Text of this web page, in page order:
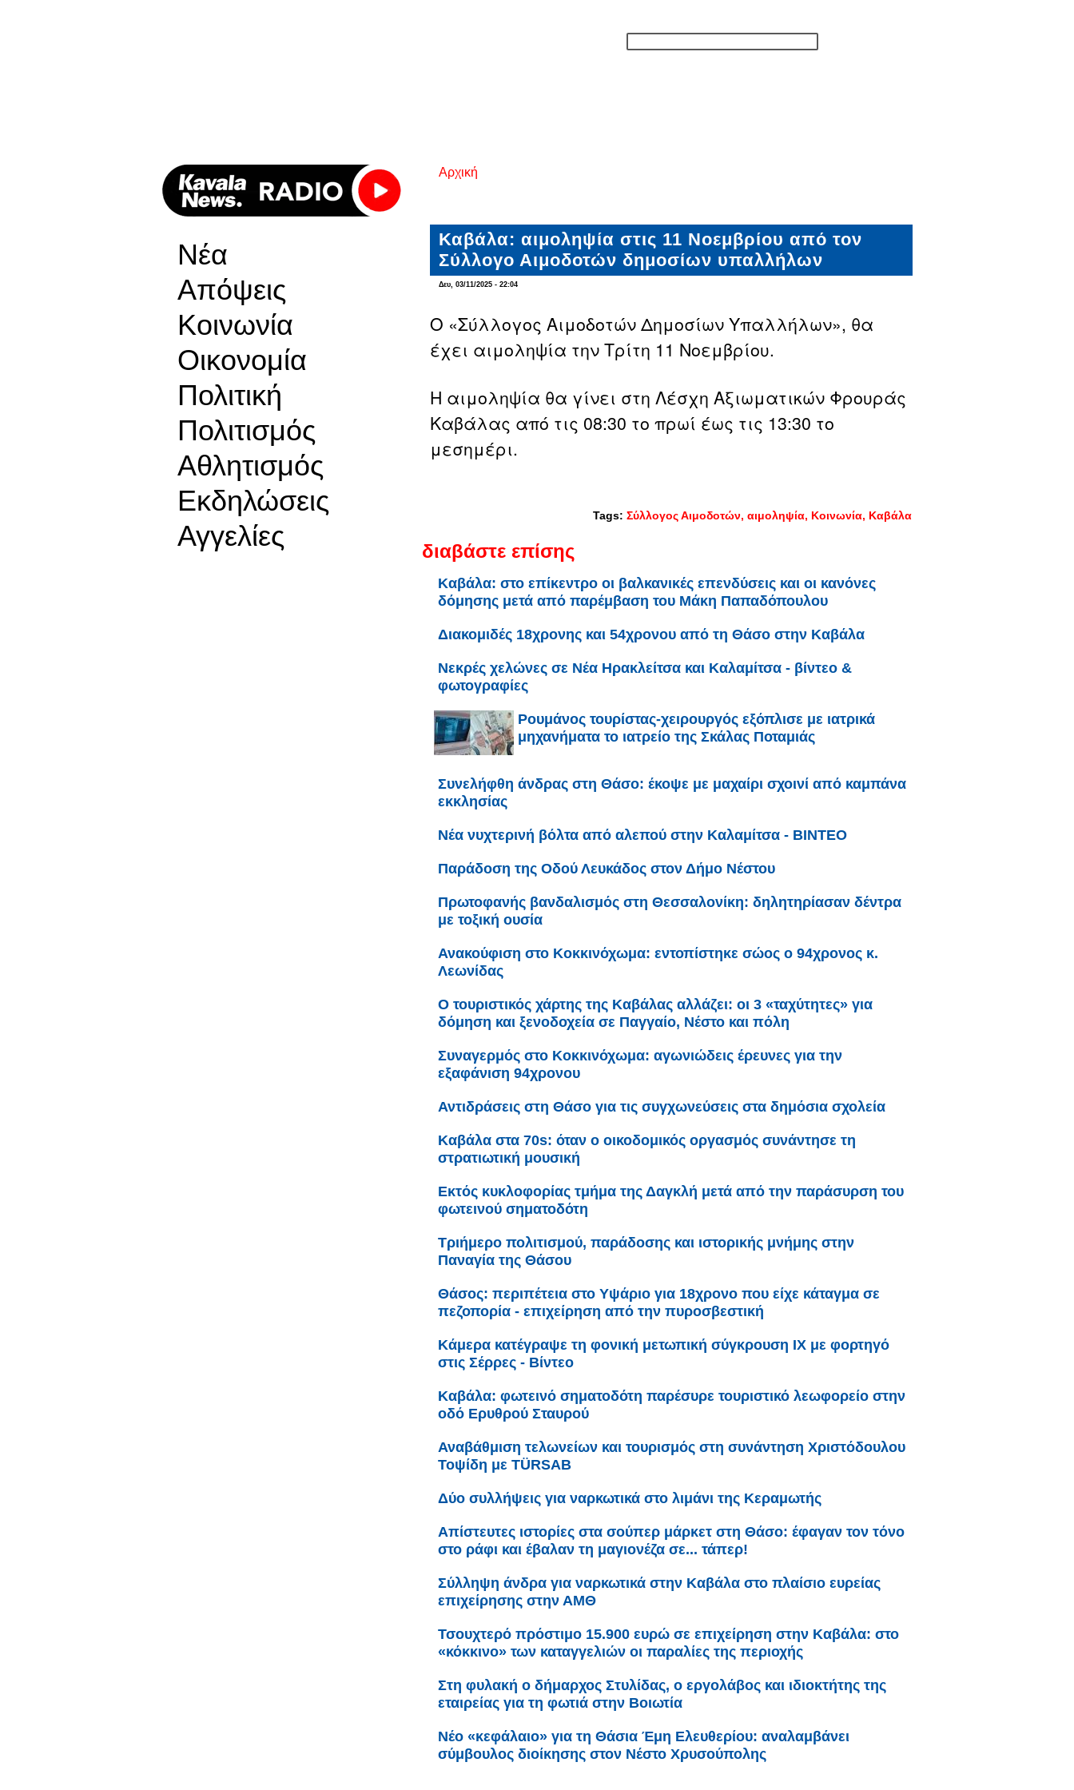
Νέα
Απόψεις
Κοινωνία
Οικονομία
Πολιτική
Πολιτισμός
Αθλητισμός
Εκδηλώσεις
Αγγελίες
Είστε εδώ
Αρχική
Καβάλα: αιμοληψία στις 11 Νοεμβρίου από τον
Σύλλογο Αιμοδοτών δημοσίων υπαλλήλων
Δευ, 03/11/2025 - 22:04
Ο «Σύλλογος Αιμοδοτών Δημοσίων Υπαλλήλων», θα
έχει αιμοληψία την Τρίτη 11 Νοεμβρίου.
Η αιμοληψία θα γίνει στη Λέσχη Αξιωματικών Φρουράς
Καβάλας από τις 08:30 το πρωί έως τις 13:30 το
μεσημέρι.
Tags: Σύλλογος Αιμοδοτών αιμοληψία Κοινωνία Καβάλα
διαβάστε επίσης
Καβάλα: στο επίκεντρο οι βαλκανικές επενδύσεις και οι κανόνες
δόμησης μετά από παρέμβαση του Μάκη Παπαδόπουλου
Διακομιδές 18χρονης και 54χρονου από τη Θάσο στην Καβάλα
Νεκρές χελώνες σε Νέα Ηρακλείτσα και Καλαμίτσα - βίντεο &
φωτογραφίες
Ρουμάνος τουρίστας-χειρουργός εξόπλισε με ιατρικά
μηχανήματα το ιατρείο της Σκάλας Ποταμιάς
Συνελήφθη άνδρας στη Θάσο: έκοψε με μαχαίρι σχοινί από καμπάνα
εκκλησίας
Νέα νυχτερινή βόλτα από αλεπού στην Καλαμίτσα - ΒΙΝΤΕΟ
Παράδοση της Οδού Λευκάδος στον Δήμο Νέστου
Πρωτοφανής βανδαλισμός στη Θεσσαλονίκη: δηλητηρίασαν δέντρα
με τοξική ουσία
Ανακούφιση στο Κοκκινόχωμα: εντοπίστηκε σώος ο 94χρονος κ.
Λεωνίδας
Ο τουριστικός χάρτης της Καβάλας αλλάζει: oι 3 «ταχύτητες» για
δόμηση και ξενοδοχεία σε Παγγαίο, Νέστο και πόλη
Συναγερμός στο Κοκκινόχωμα: αγωνιώδεις έρευνες για την
εξαφάνιση 94χρονου
Αντιδράσεις στη Θάσο για τις συγχωνεύσεις στα δημόσια σχολεία
Καβάλα στα 70s: όταν ο οικοδομικός οργασμός συνάντησε τη
στρατιωτική μουσική
Εκτός κυκλοφορίας τμήμα της Δαγκλή μετά από την παράσυρση του
φωτεινού σηματοδότη
Τριήμερο πολιτισμού, παράδοσης και ιστορικής μνήμης στην
Παναγία της Θάσου
Θάσος: περιπέτεια στο Υψάριο για 18χρονο που είχε κάταγμα σε
πεζοπορία - επιχείρηση από την πυροσβεστική
Κάμερα κατέγραψε τη φονική μετωπική σύγκρουση ΙΧ με φορτηγό
στις Σέρρες - Βίντεο
Καβάλα: φωτεινό σηματοδότη παρέσυρε τουριστικό λεωφορείο στην
οδό Ερυθρού Σταυρού
Αναβάθμιση τελωνείων και τουρισμός στη συνάντηση Χριστόδουλου
Τοψίδη με TÜRSAB
Δύο συλλήψεις για ναρκωτικά στο λιμάνι της Κεραμωτής
Απίστευτες ιστορίες στα σούπερ μάρκετ στη Θάσο: έφαγαν τον τόνο
στο ράφι και έβαλαν τη μαγιονέζα σε... τάπερ!
Σύλληψη άνδρα για ναρκωτικά στην Καβάλα στο πλαίσιο ευρείας
επιχείρησης στην ΑΜΘ
Τσουχτερό πρόστιμο 15.900 ευρώ σε επιχείρηση στην Καβάλα: στο
«κόκκινο» των καταγγελιών οι παραλίες της περιοχής
Στη φυλακή ο δήμαρχος Στυλίδας, ο εργολάβος και ιδιοκτήτης της
εταιρείας για τη φωτιά στην Βοιωτία
Νέο «κεφάλαιο» για τη Θάσια Έμη Ελευθερίου: αναλαμβάνει
σύμβουλος διοίκησης στον Νέστο Χρυσούπολης